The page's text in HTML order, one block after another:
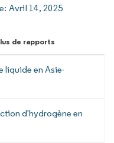
Avril 14, 2025
de rapports
liquide en Asie-
d'hydrogène en